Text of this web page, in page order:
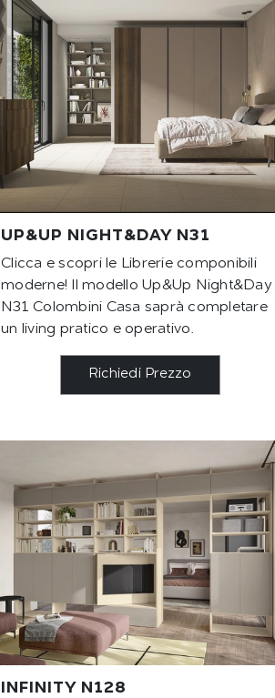
UP&UP NIGHT&DAY N31
Clicca e scopri le Librerie componibili
moderne! Il modello Up&Up Night&Day
N31 Colombini Casa saprà completare
un living pratico e operativo.
Richiedi Prezzo
INFINITY N128